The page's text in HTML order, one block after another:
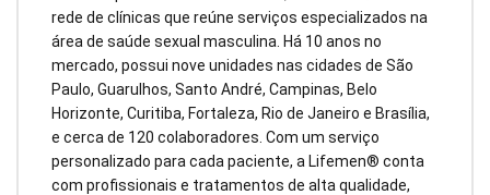
rede de clínicas que reúne serviços especializados na
área de saúde sexual masculina. Há 10 anos no
mercado, possui nove unidades nas cidades de São
Paulo, Guarulhos, Santo André, Campinas, Belo
Horizonte, Curitiba, Fortaleza, Rio de Janeiro e Brasília,
e cerca de 120 colaboradores. Com um serviço
personalizado para cada paciente, a Lifemen® conta
com profissionais e tratamentos de alta qualidade,